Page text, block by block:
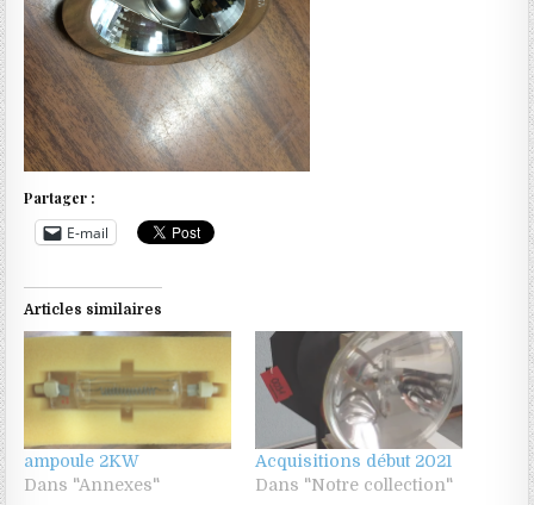
Partager :
E-mail
Articles similaires
ampoule 2KW
Dans "Annexes"
Acquisitions début 2021
Dans "Notre collection"